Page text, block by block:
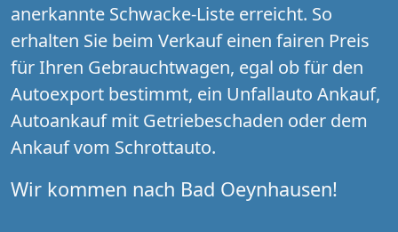
anerkannte Schwacke-Liste erreicht. So
erhalten Sie beim Verkauf einen fairen Preis
für Ihren Gebrauchtwagen, egal ob für den
Autoexport bestimmt, ein Unfallauto Ankauf,
Autoankauf mit Getriebeschaden oder dem
Ankauf vom Schrottauto.
Wir kommen nach Bad Oeynhausen!